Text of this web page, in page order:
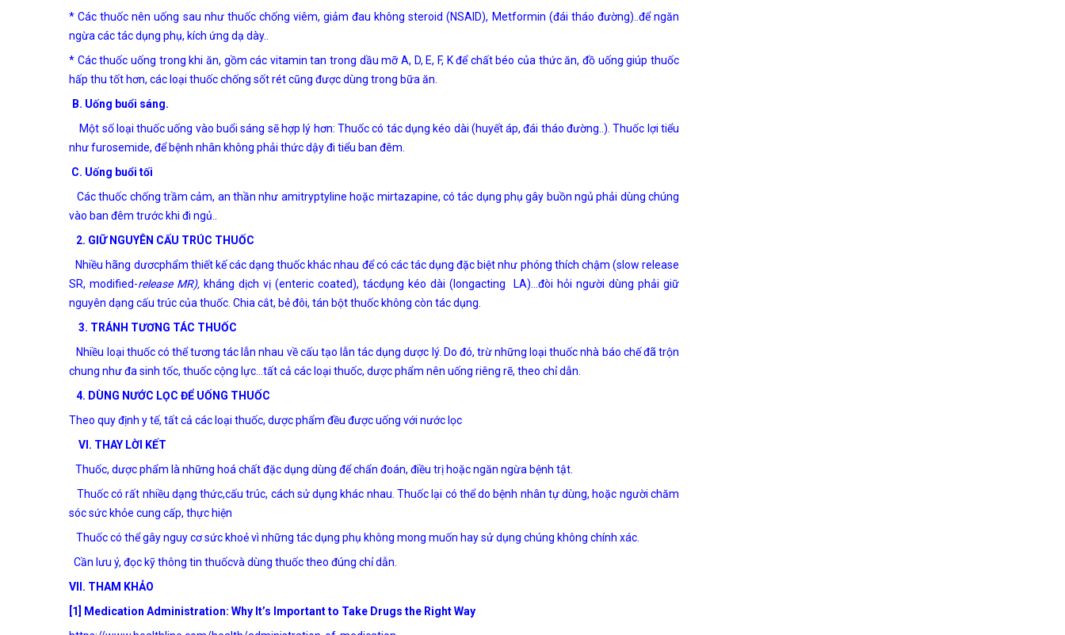
* Các thuốc nên uống sau như thuốc chống viêm, giảm đau không steroid (NSAID), Metformin (đái tháo đường)..để ngăn
ngừa các tác dụng phụ, kích ứng dạ dày..
* Các thuốc uống trong khi ăn, gồm các vitamin tan trong dầu mỡ A, D, E, F, K để chất béo của thức ăn, đồ uống giúp thuốc
hấp thu tốt hơn, các loại thuốc chống sốt rét cũng được dùng trong bữa ăn.
B. Uống buổi sáng.
Một số loại thuốc uống vào buổi sáng sẽ hợp lý hơn: Thuốc có tác dụng kéo dài (huyết áp, đái tháo đường..). Thuốc lợi tiểu
như furosemide, để bệnh nhân không phải thức dậy đi tiểu ban đêm.
C. Uống buổi tối
Các thuốc chống trầm cảm, an thần như amitryptyline hoặc mirtazapine, có tác dụng phụ gây buồn ngủ phải dùng chúng
vào ban đêm trước khi đi ngủ. .
2. GIỮ NGUYÊN CẤU TRÚC THUỐC
Nhiều hãng dươcphẩm thiết kế các dạng thuốc khác nhau để có các tác dụng đặc biệt như phóng thích chậm (slow release
SR, modified-release MR), kháng dịch vị (enteric coated), tácdụng kéo dài (longacting LA)…đòi hỏi người dùng phải giữ
nguyên dạng cấu trúc của thuốc. Chia cắt, bẻ đôi, tán bột thuốc không còn tác dụng.
3. TRÁNH TƯƠNG TÁC THUỐC
Nhiều loại thuốc có thể tương tác lẫn nhau về cấu tạo lẫn tác dụng dược lý. Do đó, trừ những loại thuốc nhà báo chế đã trộn
chung như đa sinh tốc, thuốc cộng lực…tất cả các loại thuốc, dược phẩm nên uống riêng rẽ, theo chỉ dẫn.
4. DÙNG NƯỚC LỌC ĐỂ UỐNG THUỐC
Theo quy định y tế, tất cả các loại thuốc, dược phẩm đều được uống với nước lọc
VI. THAY LỜI KẾT
Thuốc, dược phẩm là những hoá chất đặc dụng dùng để chẩn đoán, điều trị hoặc ngăn ngừa bệnh tật.
Thuốc có rất nhiều dạng thức,cấu trúc, cách sử dụng khác nhau. Thuốc lại có thể do bệnh nhân tự dùng, hoặc người chăm
sóc sức khỏe cung cấp, thực hiện
Thuốc có thể gây nguy cơ sức khoẻ vì những tác dụng phụ không mong muốn hay sử dụng chúng không chính xác.
Cần lưu ý, đọc kỹ thông tin thuốcvà dùng thuốc theo đúng chỉ dẫn.
VII. THAM KHẢO
[1]
Medication Administration: Why It’s Important to Take Drugs the Right Way